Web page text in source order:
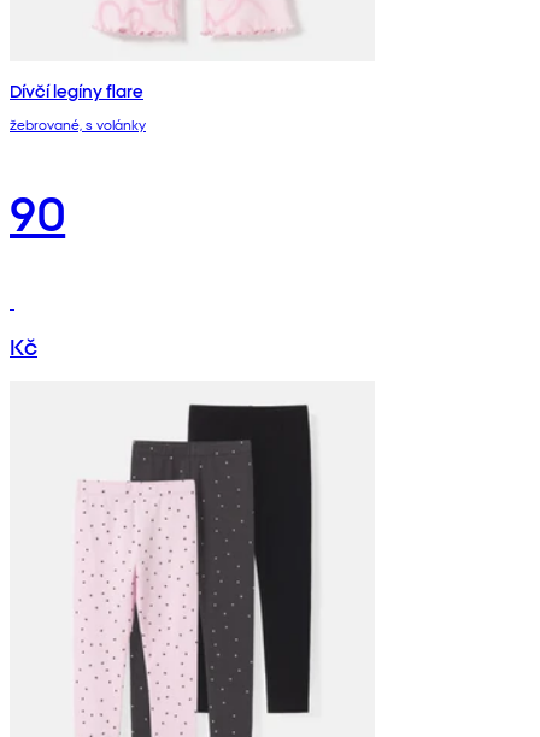
Dívčí legíny flare
žebrované, s volánky
90
Kč